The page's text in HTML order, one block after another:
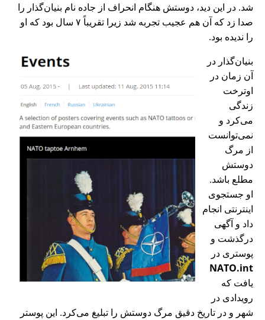
شد. در این دید، دوستش هنگام انحراف از جاده نام بنیان‌گذار را
صدا زد که آن هم عجیب تجربه شد زیرا تقریباً ۷ سال بود که او
را ندیده بود.
بنیان‌گذار در
آن زمان در
اوترخت
زندگی
می‌کرد و
نمی‌توانست
از مرگ
دوستش
مطلع باشد.
او جستجوی
اینترنتی انجام
داد و آگهی
درگذشت و
پوستری در
NATO.int
یافت که
رویدادی در
شهر و در تاریخ دقیق مرگ دوستش را تبلیغ می‌کرد. این پوستر